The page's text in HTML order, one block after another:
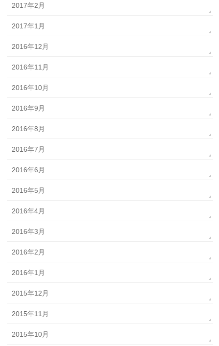
2017年2月
2017年1月
2016年12月
2016年11月
2016年10月
2016年9月
2016年8月
2016年7月
2016年6月
2016年5月
2016年4月
2016年3月
2016年2月
2016年1月
2015年12月
2015年11月
2015年10月